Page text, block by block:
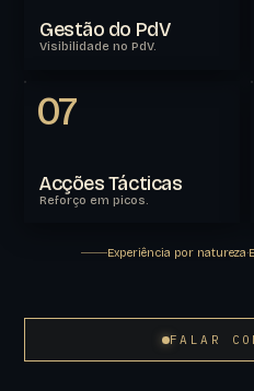
Gestão do PdV
Visibilidade no PdV.
07
Acções Tácticas
Reforço em picos.
Experiência por natureza·
FALAR